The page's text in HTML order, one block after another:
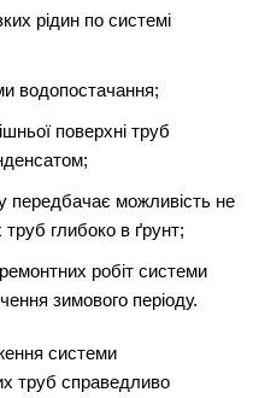
рідин по системі
водопостачання;
поверхні труб
передбачає можливість не
глибоко в ґрунт;
робіт системи
зимового періоду.
системи
труб справедливо